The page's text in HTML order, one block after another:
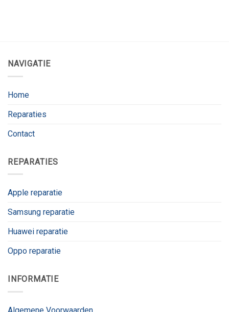
NAVIGATIE
Home
Reparaties
Contact
REPARATIES
Apple reparatie
Samsung reparatie
Huawei reparatie
Oppo reparatie
INFORMATIE